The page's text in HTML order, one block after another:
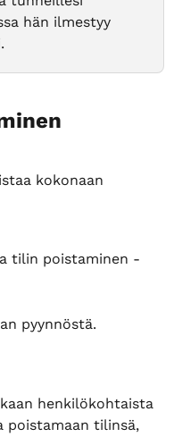
hän ilmestyy
kokonaan
tilin poistaminen -
pyynnöstä.
henkilökohtaista
poistamaan tilinsä,